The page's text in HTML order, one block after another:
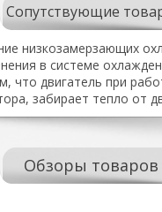
Сопутствующие
низкозамерзающих
в системе
что двигатель при
забирает тепло от
Обзоры товаров